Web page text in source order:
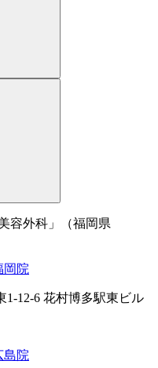
岡院
12-6 花村博多駅東ビル
島院